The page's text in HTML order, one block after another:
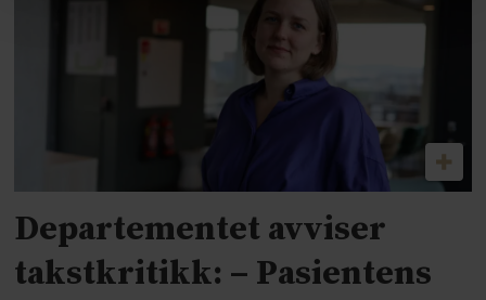
Departementet avviser
takstkritikk: – Pasientens